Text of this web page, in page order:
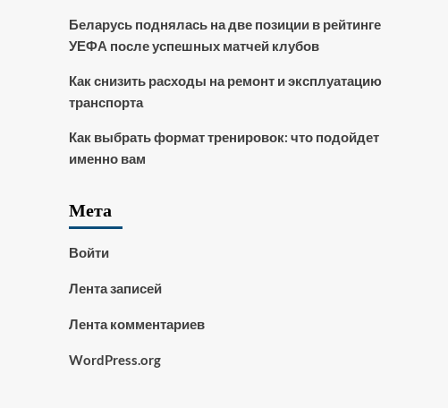
Беларусь поднялась на две позиции в рейтинге
УЕФА после успешных матчей клубов
Как снизить расходы на ремонт и эксплуатацию
транспорта
Как выбрать формат тренировок: что подойдет
именно вам
Мета
Войти
Лента записей
Лента комментариев
WordPress.org